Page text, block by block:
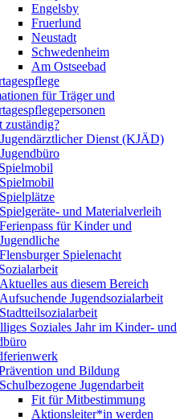
Engelsby
Fruerlund
Neustadt
Schwedenheim
Am Ostseebad
für Träger und
zuständig?
Dienst (KJÄD)
Spielmobil
Spielplätze
Spielgeräte- und Materialverleih
Ferienpass für Kinder und
Jugendliche
Flensburger Spielenacht
Aktuelles aus diesem Bereich
Aufsuchende Jugendsozialarbeit
Stadtteilsozialarbeit
Soziales Jahr im Kinder- und
und Bildung
Schulbezogene Jugendarbeit
Fit für Mitbestimmung
Aktionsleiter*in werden